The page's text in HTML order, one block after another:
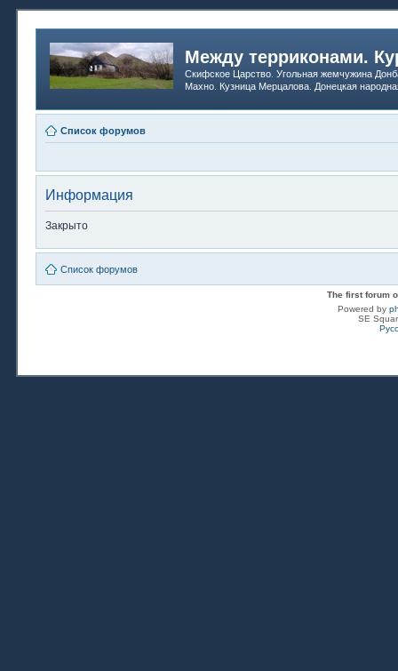
Между терриконами.
Скифское Царство. Угольная жемчужина
Махно. Кузница Мерцалова. Донецкая
Список форумов
Информация
Закрыто
Список форумов
The first forum
Powered by
SE